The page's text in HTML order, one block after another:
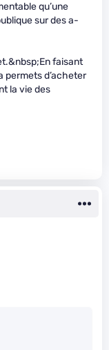
qu’une
sur des a-
faisant
permets d’acheter
la vie des